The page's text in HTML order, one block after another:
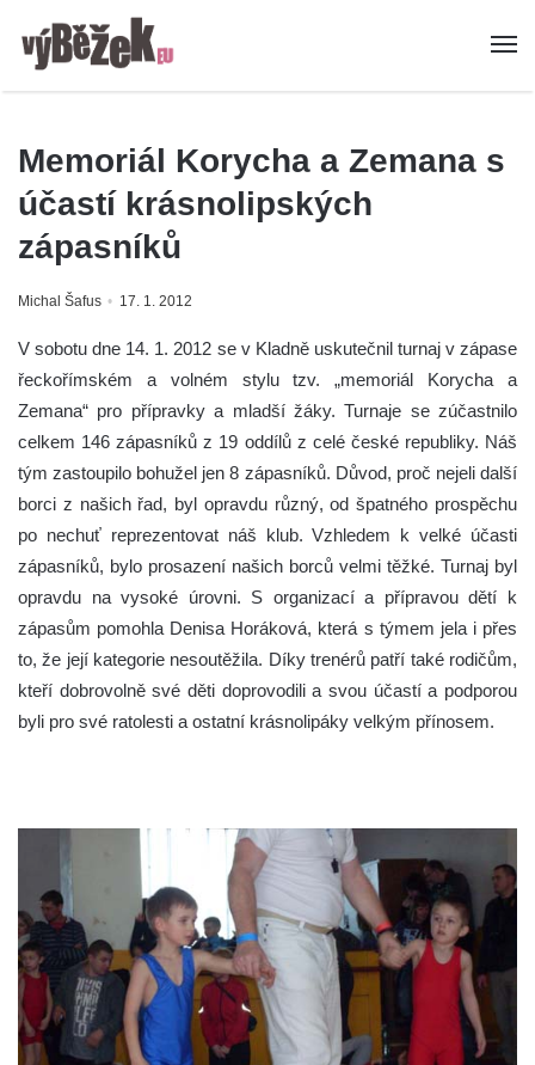
Memoriál Korycha a Zemana s
účastí krásnolipských
zápasníků
Michal Šafus 17. 1. 2012
V sobotu dne 14. 1. 2012 se v Kladně uskutečnil turnaj v zápase
řeckořímském a volném stylu tzv. „memoriál Korycha a
Zemana“ pro přípravky a mladší žáky. Turnaje se zúčastnilo
celkem 146 zápasníků z 19 oddílů z celé české republiky. Náš
tým zastoupilo bohužel jen 8 zápasníků. Důvod, proč nejeli další
borci z našich řad, byl opravdu různý, od špatného prospěchu
po nechuť reprezentovat náš klub. Vzhledem k velké účasti
zápasníků, bylo prosazení našich borců velmi těžké. Turnaj byl
opravdu na vysoké úrovni. S organizací a přípravou dětí k
zápasům pomohla Denisa Horáková, která s týmem jela i přes
to, že její kategorie nesoutěžila. Díky trenérů patří také rodičům,
kteří dobrovolně své děti doprovodili a svou účastí a podporou
byli pro své ratolesti a ostatní krásnolipáky velkým přínosem.